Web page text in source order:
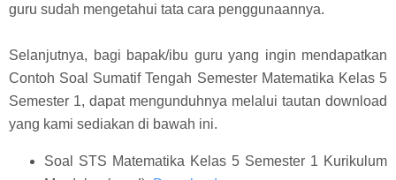
guru sudah mengetahui tata cara penggunaannya.
Selanjutnya, bagi bapak/ibu guru yang ingin mendapatkan
Contoh Soal Sumatif Tengah Semester Matematika Kelas 5
Semester 1, dapat mengunduhnya melalui tautan download
yang kami sediakan di bawah ini.
Soal STS Matematika Kelas 5 Semester 1 Kurikulum